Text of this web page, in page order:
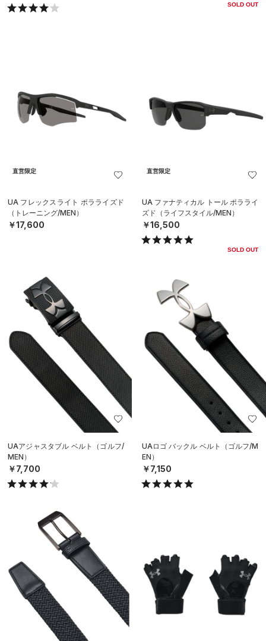
SOLD OUT
直営限定
UA フレックスライト ポラライズド
（トレーニング/MEN）
￥17,600
直営限定
UA ファナティカル トール ポラライ
ズド（ライフスタイル/MEN）
￥16,500
SOLD OUT
UAアジャスタブル ベルト（ゴルフ/
MEN）
￥7,700
UAロゴ バックル ベルト（ゴルフ/M
EN）
￥7,150